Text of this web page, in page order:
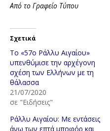
Από το Γραφείο Τύπου
Σχετικά
Το «57ο Ράλλυ Αιγαίου»
υπενθύμισε την αρχέγονη
σχέση των Ελλήνων με τη
θάλασσα
21/07/2020
σε "Ειδήσεις"
Ράλλυ Αιγαίου: Με εντάσεις
άνω των επτά μποφόρ και